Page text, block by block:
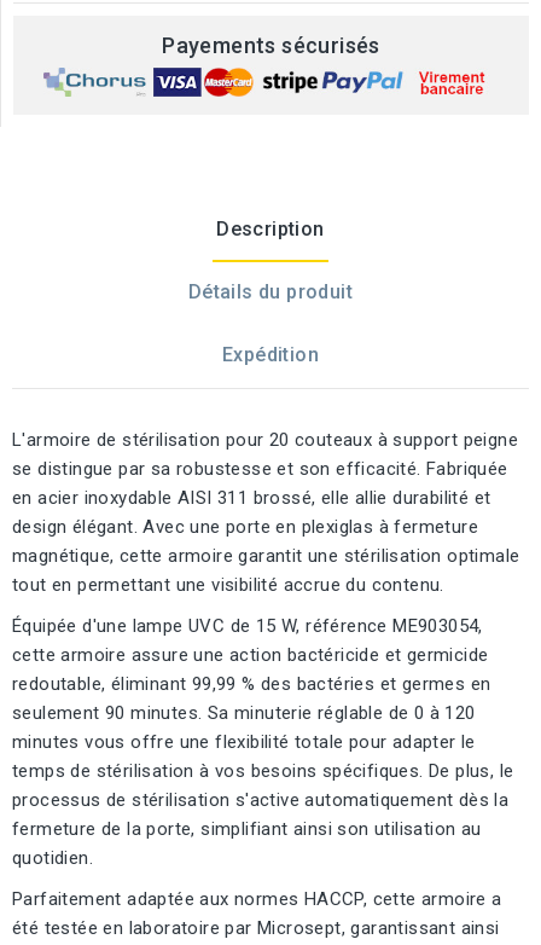
Payements sécurisés
Description
Détails du produit
Expédition
L'armoire de stérilisation pour 20 couteaux à support peigne
se distingue par sa robustesse et son efficacité. Fabriquée
en acier inoxydable AISI 311 brossé, elle allie durabilité et
design élégant. Avec une porte en plexiglas à fermeture
magnétique, cette armoire garantit une stérilisation optimale
tout en permettant une visibilité accrue du contenu.
Équipée d'une lampe UVC de 15 W, référence ME903054,
cette armoire assure une action bactéricide et germicide
redoutable, éliminant 99,99 % des bactéries et germes en
seulement 90 minutes. Sa minuterie réglable de 0 à 120
minutes vous offre une flexibilité totale pour adapter le
temps de stérilisation à vos besoins spécifiques. De plus, le
processus de stérilisation s'active automatiquement dès la
fermeture de la porte, simplifiant ainsi son utilisation au
quotidien.
Parfaitement adaptée aux normes HACCP, cette armoire a
été testée en laboratoire par Microsept, garantissant ainsi